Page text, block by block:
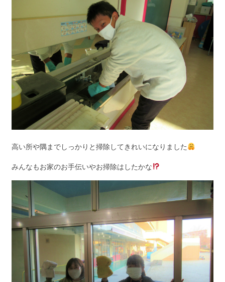
高い所や隅までしっかりと掃除してきれいになりました
みんなもお家のお手伝いやお掃除はしたかな